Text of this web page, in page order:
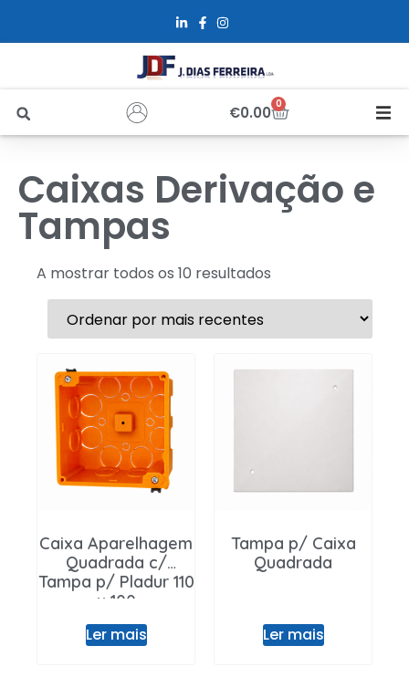
€0.00 0
Sobre Nós
Alfus
Contactos
Entrar / Registar
Caixas Derivação e
Tampas
A mostrar todos os 10 resultados
Caixa Aparelhagem
Quadrada c/
Tampa p/ Pladur 110
x 100
Ler mais
Tampa p/ Caixa
Quadrada
Ler mais